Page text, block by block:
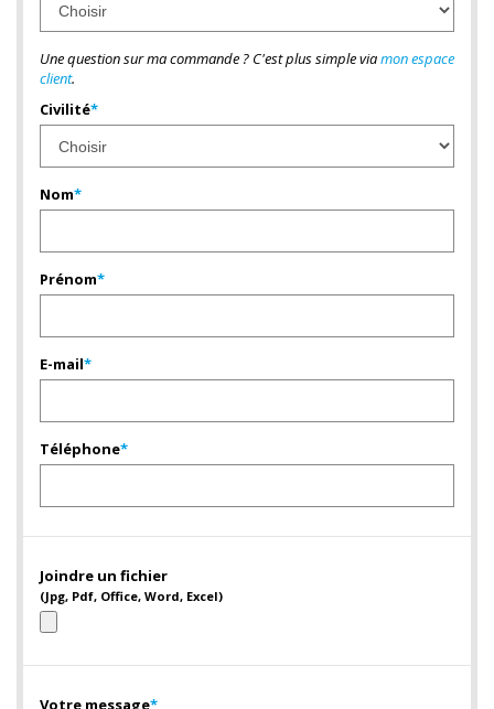
Une question sur ma commande ? C'est plus simple viamon espace
client.
Civilité*
Nom*
Prénom*
E-mail*
Téléphone*
Joindre un fichier
(Jpg, Pdf, Office, Word, Excel)
Votre message*